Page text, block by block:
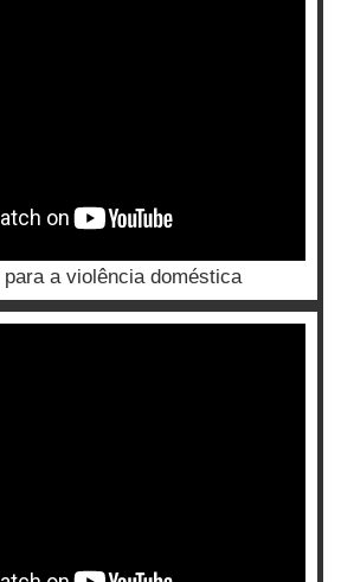
a violência doméstica